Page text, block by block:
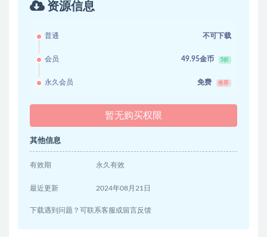
资源信息
普通 不可下载
会员 49.95金币 5折
永久会员 免费 推荐
暂无购买权限
其他信息
有效期 永久有效
最近更新 2024年08月21日
下载遇到问题？可联系客服或留言反馈